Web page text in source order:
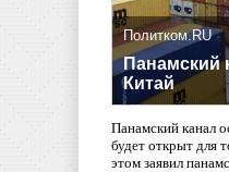
Политком.RU
Панамский
Китай
Панамский канал
будет открыт для
этом заявил